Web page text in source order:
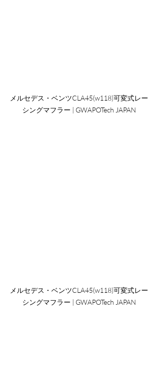
メルセデス・ベンツCLA45(w118)可変式レー
シングマフラー | GWAPOTech JAPAN
メルセデス・ベンツCLA45(w118)可変式レー
シングマフラー | GWAPOTech JAPAN